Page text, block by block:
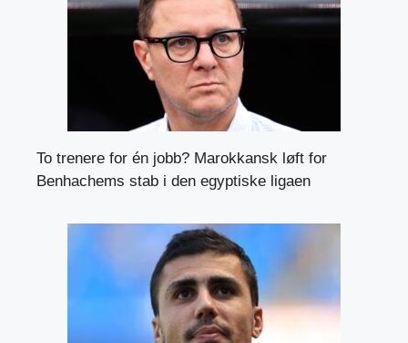
To trenere for én jobb? Marokkansk løft for
Benhachems stab i den egyptiske ligaen